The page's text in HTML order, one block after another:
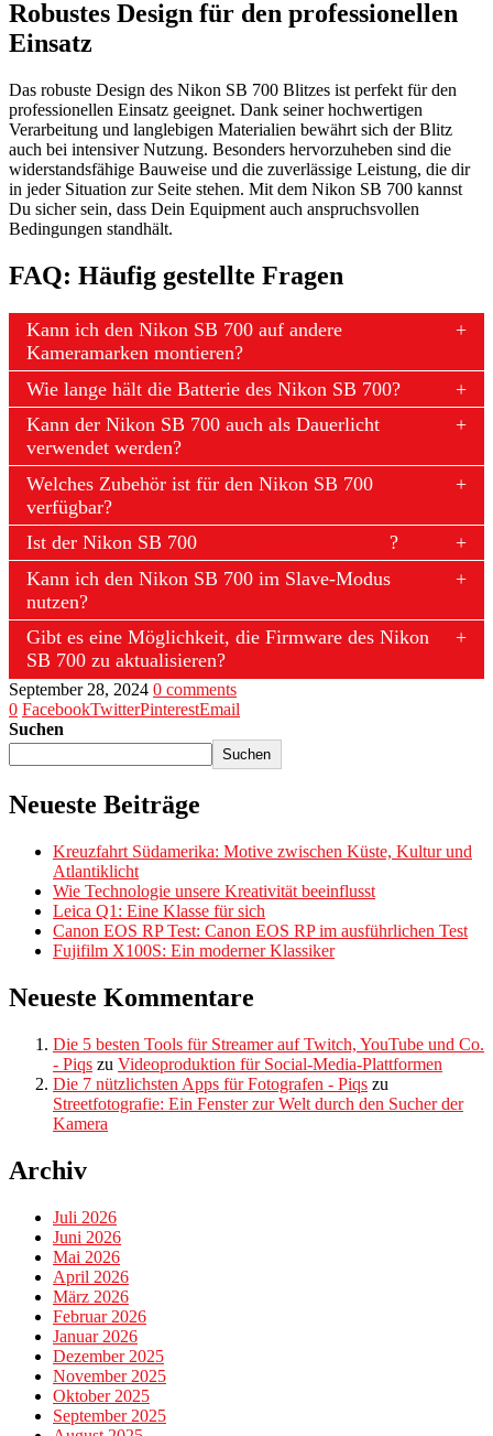
Robustes Design für den professionellen
Einsatz
Das robuste Design des Nikon SB 700 Blitzes ist perfekt für den
professionellen Einsatz geeignet. Dank seiner hochwertigen
Verarbeitung und langlebigen Materialien bewährt sich der Blitz
auch bei intensiver Nutzung. Besonders hervorzuheben sind die
widerstandsfähige Bauweise und die zuverlässige Leistung, die dir
in jeder Situation zur Seite stehen. Mit dem Nikon SB 700 kannst
Du sicher sein, dass Dein Equipment auch anspruchsvollen
Bedingungen standhält.
FAQ: Häufig gestellte Fragen
Kann ich den Nikon SB 700 auf andere
Kameramarken montieren?
Wie lange hält die Batterie des Nikon SB 700?
Kann der Nikon SB 700 auch als Dauerlicht
verwendet werden?
Welches Zubehör ist für den Nikon SB 700
verfügbar?
Ist der Nikon SB 700
?
Kann ich den Nikon SB 700 im Slave-Modus
nutzen?
Gibt es eine Möglichkeit, die Firmware des Nikon
SB 700 zu aktualisieren?
September 28, 2024 0 comments
0 FacebookTwitterPinterestEmail
Suchen
Suchen
Neueste Beiträge
Kreuzfahrt Südamerika: Motive zwischen Küste, Kultur und
Atlantiklicht
Wie Technologie unsere Kreativität beeinflusst
Leica Q1: Eine Klasse für sich
Canon EOS RP Test: Canon EOS RP im ausführlichen Test
Fujifilm X100S: Ein moderner Klassiker
Neueste Kommentare
Die 5 besten Tools für Streamer auf Twitch, YouTube und Co.
- Piqs zu Videoproduktion für Social-Media-Plattformen
Die 7 nützlichsten Apps für Fotografen - Piqs zu
Streetfotografie: Ein Fenster zur Welt durch den Sucher der
Kamera
Archiv
Juli 2026
Juni 2026
Mai 2026
April 2026
März 2026
Februar 2026
Januar 2026
Dezember 2025
November 2025
Oktober 2025
September 2025